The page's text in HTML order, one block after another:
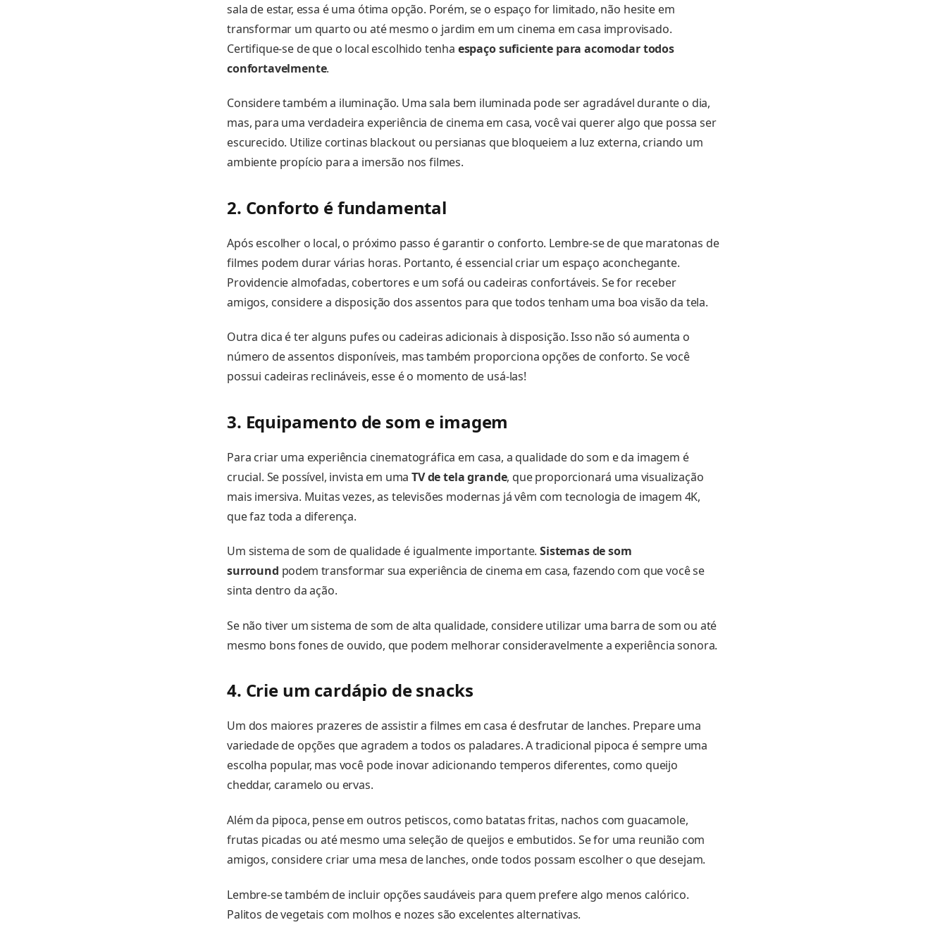
sala de estar, essa é uma ótima opção. Porém, se o espaço for limitado, não hesite em
transformar um quarto ou até mesmo o jardim em um cinema em casa improvisado.
Certifique-se de que o local escolhido tenha espaço suficiente para acomodar todos
confortavelmente.
Considere também a iluminação. Uma sala bem iluminada pode ser agradável durante o dia,
mas, para uma verdadeira experiência de cinema em casa, você vai querer algo que possa ser
escurecido. Utilize cortinas blackout ou persianas que bloqueiem a luz externa, criando um
ambiente propício para a imersão nos filmes.
2. Conforto é fundamental
Após escolher o local, o próximo passo é garantir o conforto. Lembre-se de que maratonas de
filmes podem durar várias horas. Portanto, é essencial criar um espaço aconchegante.
Providencie almofadas, cobertores e um sofá ou cadeiras confortáveis. Se for receber
amigos, considere a disposição dos assentos para que todos tenham uma boa visão da tela.
Outra dica é ter alguns pufes ou cadeiras adicionais à disposição. Isso não só aumenta o
número de assentos disponíveis, mas também proporciona opções de conforto. Se você
possui cadeiras reclináveis, esse é o momento de usá-las!
3. Equipamento de som e imagem
Para criar uma experiência cinematográfica em casa, a qualidade do som e da imagem é
crucial. Se possível, invista em umaTV de tela grande, que proporcionará uma visualização
mais imersiva. Muitas vezes, as televisões modernas já vêm com tecnologia de imagem 4K,
que faz toda a diferença.
Um sistema de som de qualidade é igualmente importante.Sistemas de som
surround podem transformar sua experiência de cinema em casa, fazendo com que você se
sinta dentro da ação.
Se não tiver um sistema de som de alta qualidade, considere utilizar uma barra de som ou até
mesmo bons fones de ouvido, que podem melhorar consideravelmente a experiência sonora.
4. Crie um cardápio de snacks
Um dos maiores prazeres de assistir a filmes em casa é desfrutar de lanches. Prepare uma
variedade de opções que agradem a todos os paladares. A tradicional pipoca é sempre uma
escolha popular, mas você pode inovar adicionando temperos diferentes, como queijo
cheddar, caramelo ou ervas.
Além da pipoca, pense em outros petiscos, como batatas fritas, nachos com guacamole,
frutas picadas ou até mesmo uma seleção de queijos e embutidos. Se for uma reunião com
amigos, considere criar uma mesa de lanches, onde todos possam escolher o que desejam.
Lembre-se também de incluir opções saudáveis para quem prefere algo menos calórico.
Palitos de vegetais com molhos e nozes são excelentes alternativas.